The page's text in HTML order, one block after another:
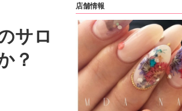
サロ
？
店舗情報